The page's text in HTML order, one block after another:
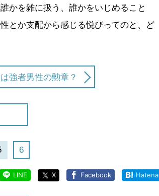
かを雑に扱う、誰かをいじめること
とか支配から感じる悦びってのと、ど
強者男性の勲章？
6
LINE X Facebook Hatena